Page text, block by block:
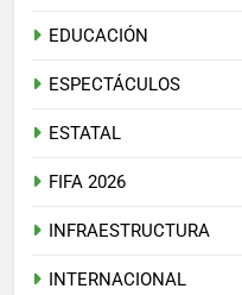
EDUCACIÓN
ESPECTÁCULOS
ESTATAL
FIFA 2026
INFRAESTRUCTURA
INTERNACIONAL